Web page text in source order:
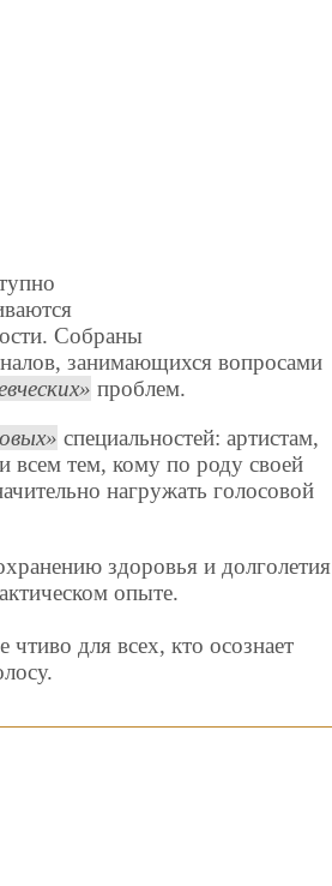
Собраны
занимающихся вопросами
проблем.
специальностей: артистам,
всем тем, кому по роду своей
нагружать голосовой
здоровья и долголетия
опыте.
для всех, кто осознает